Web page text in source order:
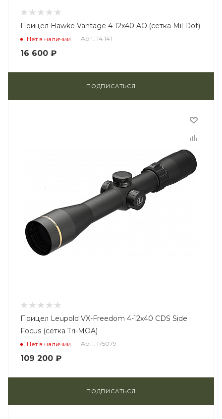
Прицел Hawke Vantage 4-12x40 AO (сетка Mil Dot)
Нет в наличии Арт.: 14 141
16 600 ₽
ПОДПИСАТЬСЯ
Прицел Leupold VX-Freedom 4-12x40 CDS Side
Focus (сетка Tri-MOA)
Нет в наличии Арт.: 175079
109 200 ₽
ПОДПИСАТЬСЯ